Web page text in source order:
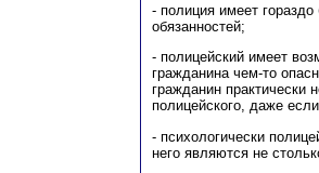
- полиция имеет
обязанностей;
- полицейский имеет
гражданина чем-то
гражданин практически
полицейского, даже
- психологически
него являются не